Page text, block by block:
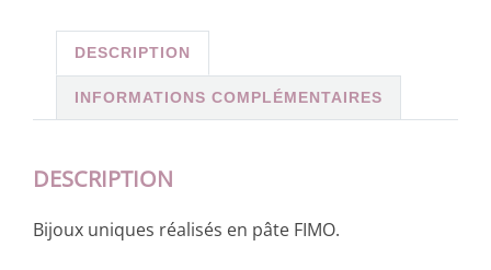
DESCRIPTION
INFORMATIONS COMPLÉMENTAIRES
DESCRIPTION
Bijoux uniques réalisés en pâte FIMO.